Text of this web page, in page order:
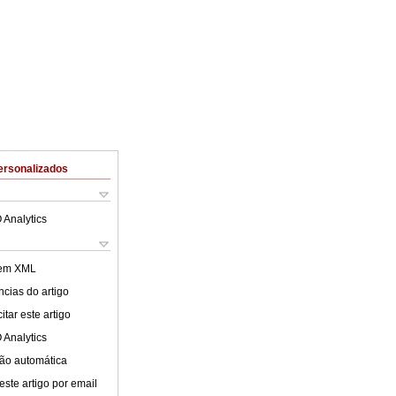
Analytics
XML
do artigo
este artigo
Analytics
automática
artigo por email